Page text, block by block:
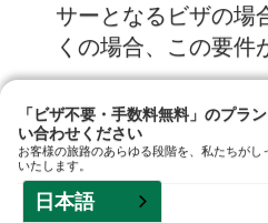
サーとなるビザの場
くの場合、この要件
各ビザサブクラスには
す。例えば、
技能移
「ビザ不要・手数料無料」のプラ
い合わせください
お客様の旅路のあらゆる段階を、私たちがし
いたします。
日本語